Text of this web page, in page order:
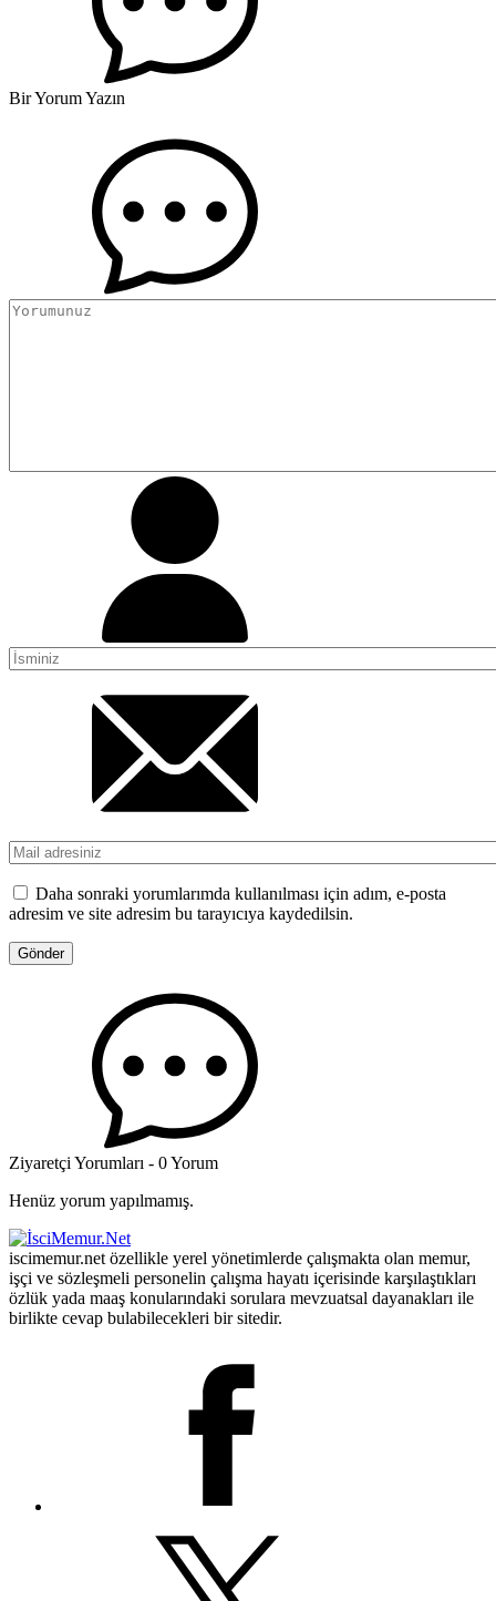
Bir Yorum Yazın
Daha sonraki yorumlarımda kullanılması için adım, e-posta
adresim ve site adresim bu tarayıcıya kaydedilsin.
Ziyaretçi Yorumları - 0 Yorum
Henüz yorum yapılmamış.
iscimemur.net özellikle yerel yönetimlerde çalışmakta olan memur,
işçi ve sözleşmeli personelin çalışma hayatı içerisinde karşılaştıkları
özlük yada maaş konularındaki sorulara mevzuatsal dayanakları ile
birlikte cevap bulabilecekleri bir sitedir.